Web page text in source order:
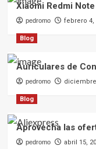
Xiaomi Redmi
pedromo febrero 4,
Blog
Auriculares de
pedromo diciembre
Blog
Aprovecha las
pedromo abril 15,